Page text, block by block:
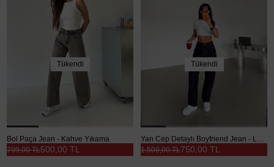
Tükendi
Bol Paça Jean - Kahve Yıkama
500,00 TL
799,00 TL
Tükendi
Yan Cep Detaylı Boyfriend Jean - Lacivert
750,00 TL
1.500,00 TL